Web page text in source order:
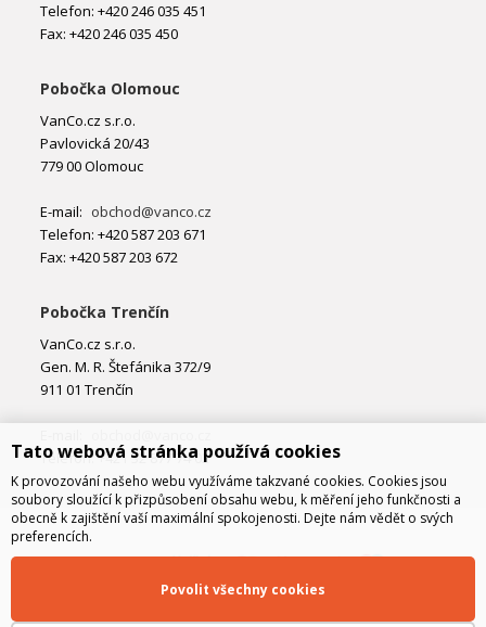
Telefon: +420 246 035 451
Fax: +420 246 035 450
Pobočka Olomouc
VanCo.cz s.r.o.
Pavlovická 20/43
779 00 Olomouc
E-mail: obchod@vanco.cz
Telefon: +420 587 203 671
Fax: +420 587 203 672
Pobočka Trenčín
VanCo.cz s.r.o.
Gen. M. R. Štefánika 372/9
911 01 Trenčín
Telefon: +421 32 877 74 02
Tato webová stránka používá cookies
K provozování našeho webu využíváme takzvané cookies. Cookies jsou
soubory sloužící k přizpůsobení obsahu webu, k měření jeho funkčnosti a
obecně k zajištění vaší maximální spokojenosti. Dejte nám vědět o svých
preferencích.
Povolit všechny cookies